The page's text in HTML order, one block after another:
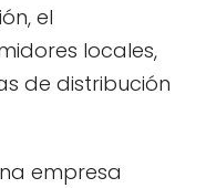
el
locales,
de distribución
empresa